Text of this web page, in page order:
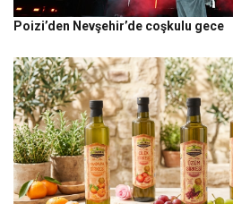
Poizi’den Nevşehir’de coşkulu gece